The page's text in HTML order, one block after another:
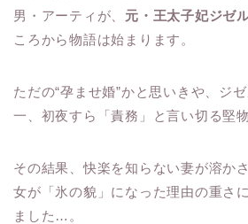
男・アーティが、 元・王太子妃ジゼ
ころから物語は始まります。
ただの“孕ませ婚”かと思いきや、ジ
一、初夜すら「責務」と言い切る堅物
その結果、快楽を知らない妻が溶か
女が「氷の貌」になった理由の重さ
ました…。